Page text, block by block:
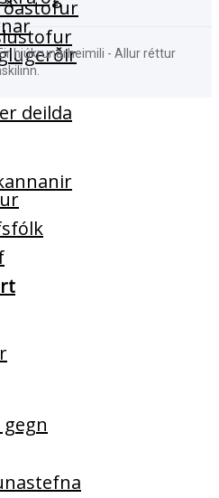
deilda
hjúkrunarheimili - Allur réttur